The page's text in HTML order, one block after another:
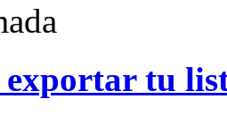
exportar tu